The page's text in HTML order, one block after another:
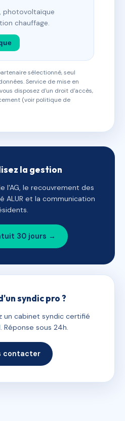
photovoltaïque
chauffage.
sélectionné, seul
Service de mise en
disposez d'un droit d'accès,
(voir politique de
la gestion
l'AG, le recouvrement des
ALUR et la communication
30 jours →
syndic pro ?
un cabinet syndic certifié
Réponse sous 24h.
contacter